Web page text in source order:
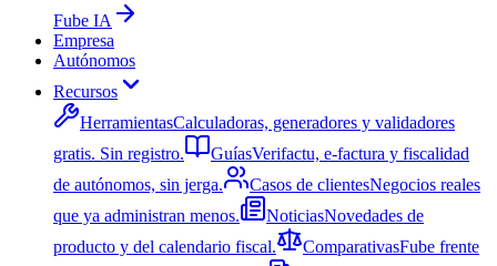
Fube IA
Empresa
Autónomos
Recursos
HerramientasCalculadoras, generadores y validadores
gratis. Sin registro.
GuíasVerifactu, e-factura y fiscalidad
de autónomos, sin jerga.
Casos de clientesNegocios reales
que ya administran menos.
NoticiasNovedades de
producto y del calendario fiscal.
ComparativasFube frente